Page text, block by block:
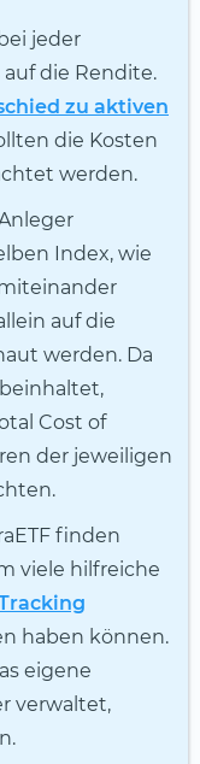
jeder
die Rendite.
zu aktiven
die Kosten
werden.
Index, wie
auf die
werden. Da
Cost of
der jeweiligen
finden
viele hilfreiche
haben können.
eigene
verwaltet,